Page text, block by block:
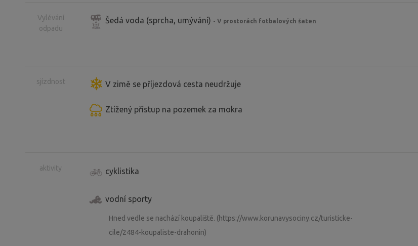
• Trenckova rokle – přírodní skalní soutěska
• Westernové městečko Šiklův Mlýn
Vylévání
odpadu
Šedá voda (sprcha, umývání) - V prostorách fotbalových šaten
sjízdnost V zimě se příjezdová cesta neudržuje
Ztížený přístup na pozemek za mokra
aktivity cyklistika
vodní sporty
Hned vedle se nachází koupaliště. (https://www.korunavysociny.cz/turisticke-
cile/2484-koupaliste-drahonin)